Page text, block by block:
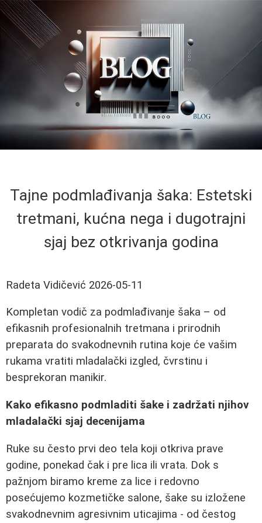
Tajne podmlađivanja šaka: Estetski
tretmani, kućna nega i dugotrajni
sjaj bez otkrivanja godina
Radeta Vidičević 2026-05-11
Kompletan vodič za podmlađivanje šaka – od
efikasnih profesionalnih tretmana i prirodnih
preparata do svakodnevnih rutina koje će vašim
rukama vratiti mladalački izgled, čvrstinu i
besprekoran manikir.
Kako efikasno podmladiti šake i zadržati njihov
mladalački sjaj decenijama
Ruke su često prvi deo tela koji otkriva prave
godine, ponekad čak i pre lica ili vrata. Dok s
pažnjom biramo kreme za lice i redovno
posećujemo kozmetičke salone, šake su izložene
svakodnevnim agresivnim uticajima - od čestog